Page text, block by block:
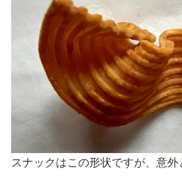
スナックはこの形状ですが、意外